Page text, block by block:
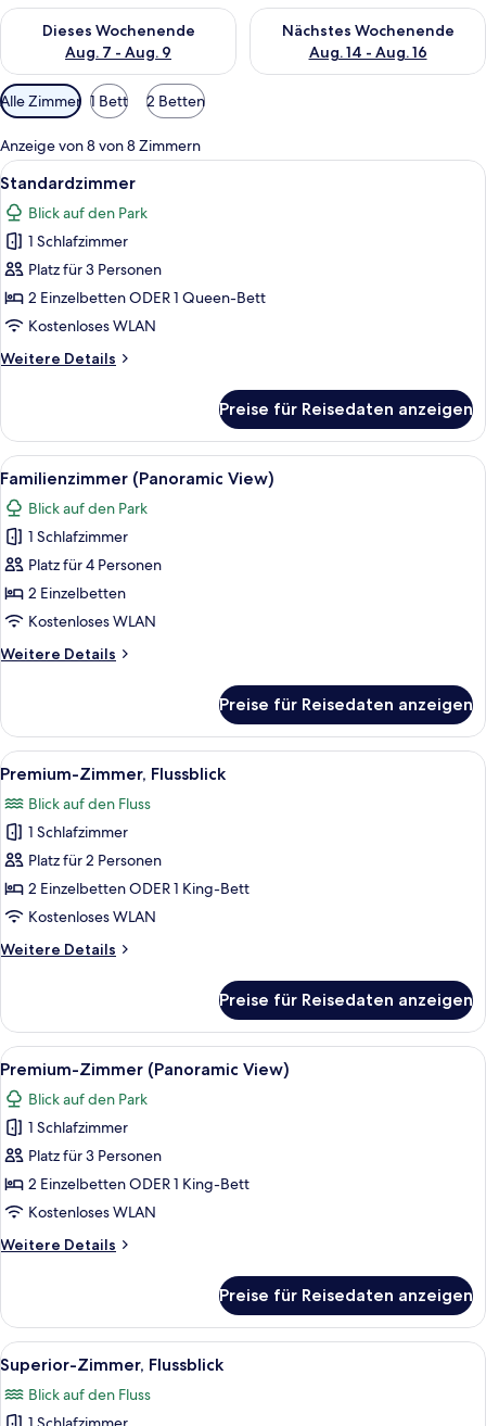
Dieses Wochenende
Aug. 7 - Aug. 9
Überprüfe die Verfügbarkeit für dieses Wochenende, Aug. 7
Nächstes Wochenende
Aug. 14 - Aug. 16
Überprüfe die Verfügbarkeit
Verfügbare
Filter
für
Zimmer
Alle Zimmer 1 Bett 2 Betten
Anzeige von 8 von 8 Zimmern
Alle
Fotos
für
Standardzimmer
anzeigen
Ein Hotelzimmer mit einem großen
10
Standardzimmer
Blick auf den Park
1 Schlafzimmer
Platz für 3 Personen
2 Einzelbetten ODER 1 Queen-Bett
Kostenloses WLAN
Weitere Details
Weitere
Preise für Reisedaten anzeigen
Alle
Fotos
für
Familienzimmer
(Panoramic
View)
anzeigen
Ein Hotelzimmer mit einem großen
7
Familienzimmer (Panoramic View)
Blick auf den Park
1 Schlafzimmer
Platz für 4 Personen
2 Einzelbetten
Kostenloses WLAN
Weitere Details
Weitere
(Panoramic
View)
Preise für Reisedaten anzeigen
Alle
Fotos
für
Premium-
Zimmer,
Flussblick
anzeigen
Ein Doppelbett mit weißen Leinen,
13
Premium-Zimmer, Flussblick
Blick auf den Fluss
1 Schlafzimmer
Platz für 2 Personen
2 Einzelbetten ODER 1 King-Bett
Kostenloses WLAN
Weitere Details
Weitere
Zimmer,
Flussblick
Preise für Reisedaten anzeigen
Alle
Fotos
für
Premium-
Zimmer
(Panoramic
View)
Ein modernes Hotelzimmer mit
14
Premium-Zimmer (Panoramic View)
Blick auf den Park
1 Schlafzimmer
Platz für 3 Personen
2 Einzelbetten ODER 1 King-Bett
Kostenloses WLAN
Weitere Details
Weitere
Zimmer
(Panoramic
View)
Preise für Reisedaten anzeigen
Alle
Fotos
für
Ein modernes Hotelzimmer mit
6
Superior-Zimmer, Flussblick
Blick auf den Fluss